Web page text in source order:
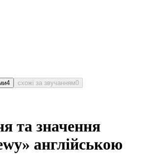
4 схожі за звучанням0
та значення
англійською